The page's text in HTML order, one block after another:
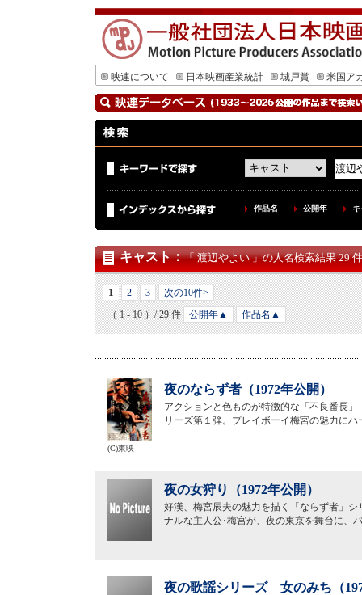
映連について 日本映画産業統計 城戸賞 米国ア
作品名 公開年
キャスト：「 渡辺やよい 」の人名検索結果 29 件
1 2 3
次の10件>
（ 1 - 10 ）/ 29 件
公開年▲ 作品名▲
夜のならず者（1972年公開）
アクションと色ものが特徴的な「不良番長
リーズ第１弾。プレイボーイ梅宮の魅力に
(C)東映
夜の女狩り（1972年公開）
好漢、梅宮辰夫の魅力を描く「ならず者」
ナルな主人公･梅宮が、夜の東京を舞台に、
夜の歌謡シリーズ 女のみち（